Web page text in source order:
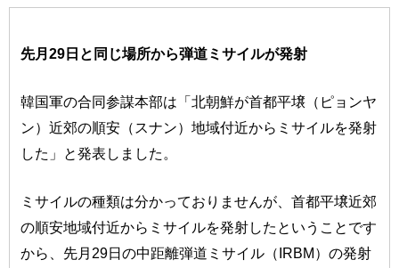
先月29日と同じ場所から弾道ミサイルが発射
韓国軍の合同参謀本部は「北朝鮮が首都平壌（ピョンヤ
ン）近郊の順安（スナン）地域付近からミサイルを発射
した」と発表しました。
ミサイルの種類は分かっておりませんが、首都平壌近郊
の順安地域付近からミサイルを発射したということです
から、先月29日の中距離弾道ミサイル（IRBM）の発射